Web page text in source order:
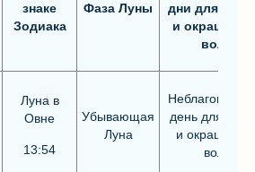
знаке
Зодиака
Фаза Луны
дни для
и
волос
Луна в
Овне
13:54
Убывающая
Луна
день для
и
волос